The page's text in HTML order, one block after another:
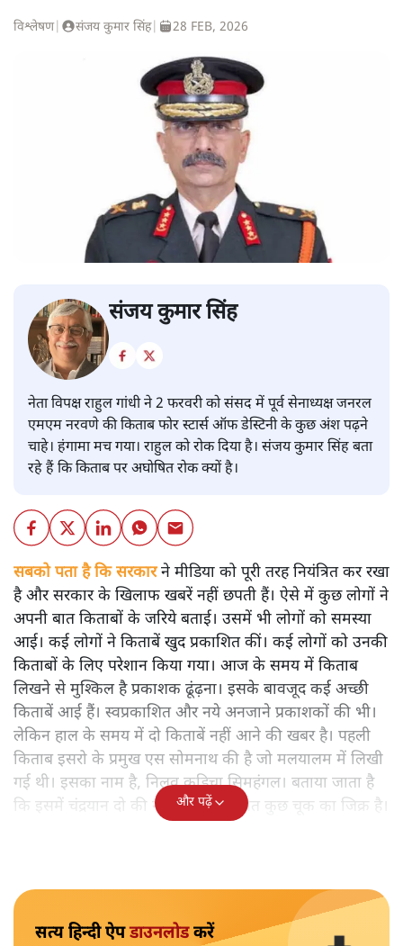
विश्लेषण| संजय कुमार सिंह| 28 FEB, 2026
संजय कुमार सिंह
नेता विपक्ष राहुल गांधी ने 2 फरवरी को संसद में पूर्व सेनाध्यक्ष जनरल
एमएम नरवणे की किताब फोर स्टार्स ऑफ डेस्टिनी के कुछ अंश पढ़ने
चाहे। हंगामा मच गया। राहुल को रोक दिया है। संजय कुमार सिंह बता
रहे हैं कि किताब पर अघोषित रोक क्यों है।
सबको पता है कि सरकारने मीडिया को पूरी तरह नियंत्रित कर रखा
है और सरकार के खिलाफ खबरें नहीं छपती हैं। ऐसे में कुछ लोगों ने
अपनी बात किताबों के जरिये बताई। उसमें भी लोगों को समस्या
आई। कई लोगों ने किताबें खुद प्रकाशित कीं। कई लोगों को उनकी
किताबों के लिए परेशान किया गया। आज के समय में किताब
लिखने से मुश्किल है प्रकाशक ढूंढ़ना। इसके बावजूद कई अच्छी
किताबें आई हैं। स्वप्रकाशित और नये अनजाने प्रकाशकों की भी।
लेकिन हाल के समय में दो किताबें नहीं आने की खबर है। पहली
किताब इसरो के प्रमुख एस सोमनाथ की है जो मलयालम में लिखी
गई थी। इसका नाम है, निलवु कुडिचा सिमहंगल। बताया जाता है
कि इसमें चंद्रयान दो की नाकामी से संबंधित कुछ चूक का जिक्र है।
और पढ़ें
सत्य हिन्दी ऐपडाउनलोडकरें